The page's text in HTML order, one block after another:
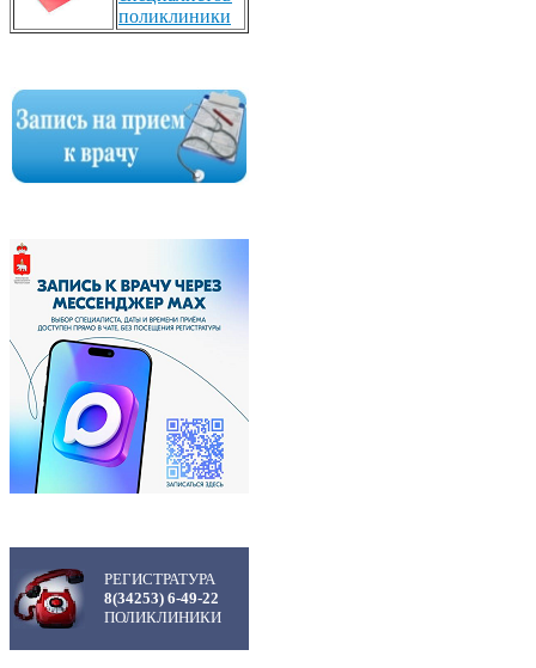
поликлиники
РЕГИСТРАТУРА
8(34253) 6-49-22
ПОЛИКЛИНИКИ